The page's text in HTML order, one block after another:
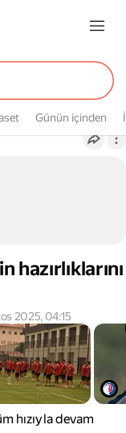
Günün içinden
2025, 04:15
hızıyla devam